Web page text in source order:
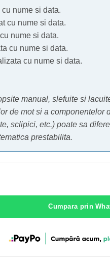
nume si data.
cu nume si data.
nume si data.
cu nume si data.
cu nume si data.
manual, slefuite si
de mot si a componentelor
sclipici, etc.) poate sa
prestabilita.
Cumpara prin